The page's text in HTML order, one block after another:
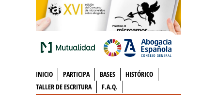
INICIO PARTICIPA BASES
HISTÓRICO
TALLER DE ESCRITURA
F.A.Q.